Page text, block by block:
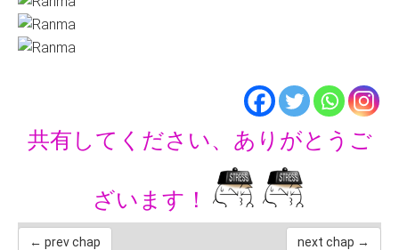
共有してください、ありがとうご
ざいます！
← prev chap next chap →